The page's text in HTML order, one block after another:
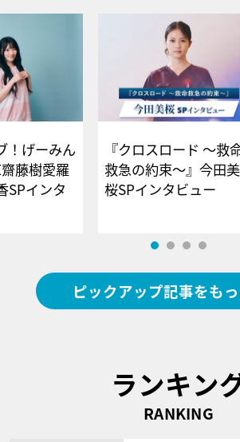
！げーみん
藤樹愛羅
SPインタ
『クロスロード ～救
救急の約束～』今田美
桜SPインタビュー
ピックアップ記事をも
ランキン
RANKING